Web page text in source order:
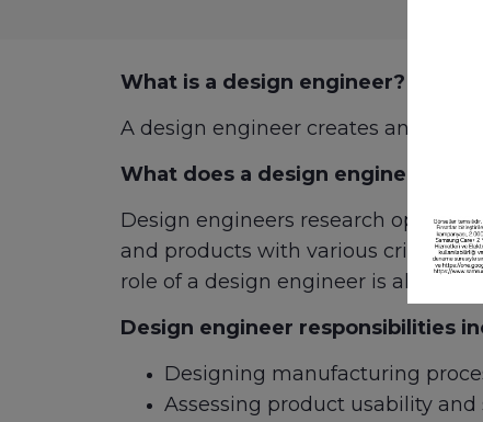
What is a design engineer?
A design engineer creates and
What does a design engineer do?
Design engineers research
and products with various criteria
role of a design engineer is also to
Design engineer responsibilities
Designing manufacturing
Assessing product usability and